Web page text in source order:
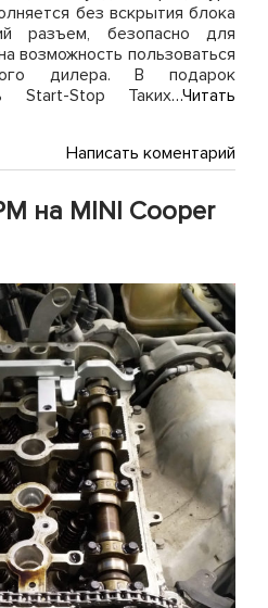
без вскрытия блока
разъем, безопасно для
возможность пользоваться
дилера. В подарок
Start-Stop Таких…Читать
Написать коментарий
Чип
с
B57
на MINI Cooper